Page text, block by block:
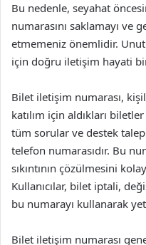
Bu nedenle, seyahat
numarasını saklamayı ve
etmemeniz önemlidir.
için doğru iletişim hayati
Bilet iletişim numarası,
katılım için aldıkları
tüm sorular ve destek
telefon numarasıdır. Bu
sıkıntının çözülmesini
Kullanıcılar, bilet iptali,
bu numarayı kullanarak
Bilet iletişim numarası